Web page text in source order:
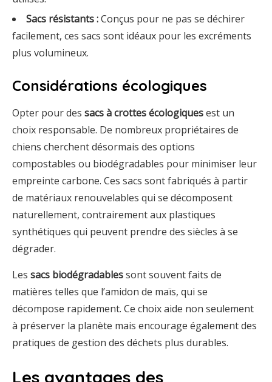
Sacs résistants :Conçus pour ne pas se déchirer
facilement, ces sacs sont idéaux pour les excréments
plus volumineux.
Considérations écologiques
Opter pour des sacs à crottes écologiquesest un
choix responsable. De nombreux propriétaires de
chiens cherchent désormais des options
compostables ou biodégradables pour minimiser leur
empreinte carbone. Ces sacs sont fabriqués à partir
de matériaux renouvelables qui se décomposent
naturellement, contrairement aux plastiques
synthétiques qui peuvent prendre des siècles à se
dégrader.
Les sacs biodégradablessont souvent faits de
matières telles que l’amidon de maïs, qui se
décompose rapidement. Ce choix aide non seulement
à préserver la planète mais encourage également des
pratiques de gestion des déchets plus durables.
Les avantages des